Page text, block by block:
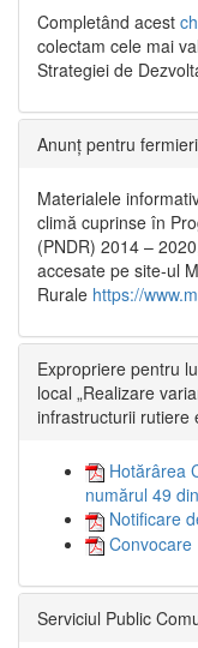
Completând acest
colectam cele mai
Strategiei de
Anunț pentru fermieri
Materialele
climă cuprinse în
(PNDR) 2014 –
accesate pe site-ul
Rurale https://
Expropriere pentru
local „Realizare
infrastructurii rutiere
Hotărârea
numărul 49
Notificare
Convocare
Serviciul Public